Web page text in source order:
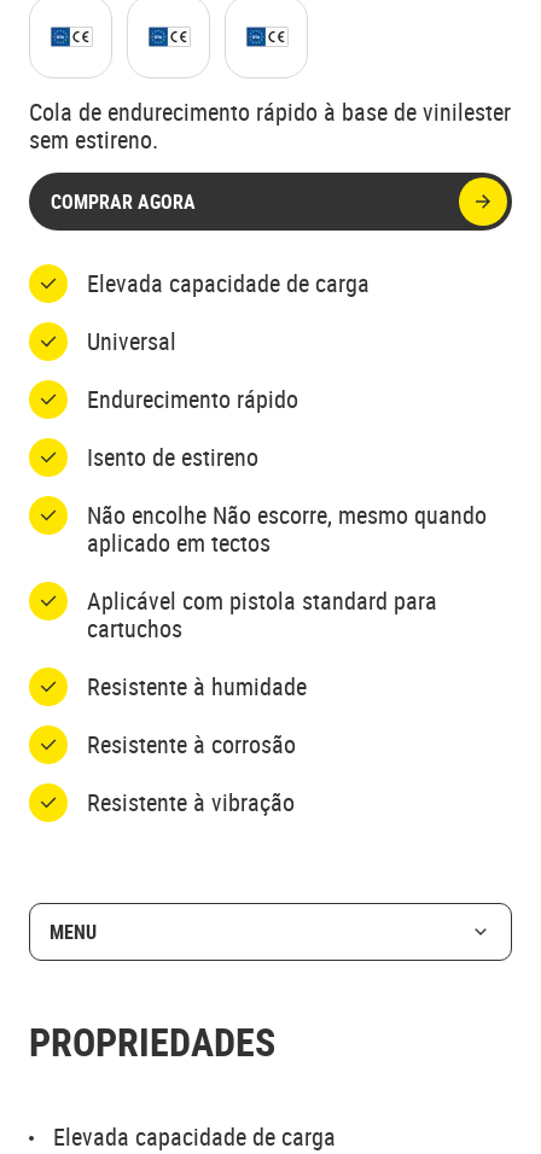
Cola de endurecimento rápido à base de vinilester
sem estireno.
COMPRAR AGORA
Elevada capacidade de carga
Universal
Endurecimento rápido
Isento de estireno
Não encolhe Não escorre, mesmo quando
aplicado em tectos
Aplicável com pistola standard para
cartuchos
Resistente à humidade
Resistente à corrosão
Resistente à vibração
MENU
PROPRIEDADES
Elevada capacidade de carga